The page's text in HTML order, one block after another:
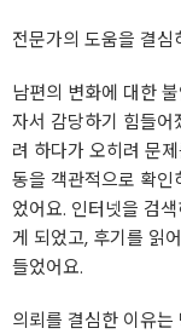
전문가의 도움을 결심
남편의 변화에 대한
자서 감당하기 힘들
려 하다가 오히려 문
동을 객관적으로 확인
었어요. 인터넷을 검
게 되었고, 후기를 읽
들었어요.
의뢰를 결심한 이유